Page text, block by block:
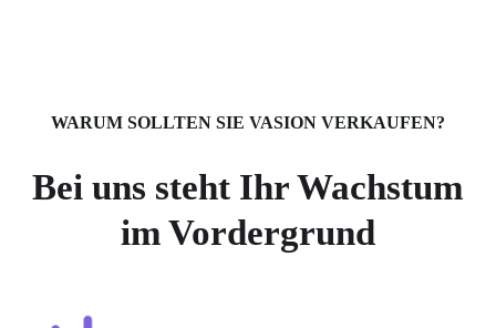
WARUM SOLLTEN SIE VASION VERKAUFEN?
Bei uns steht Ihr Wachstum
im Vordergrund